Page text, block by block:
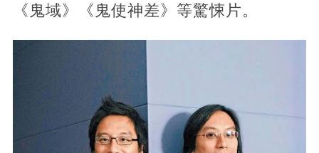
《鬼域》《鬼使神差》等驚悚片。